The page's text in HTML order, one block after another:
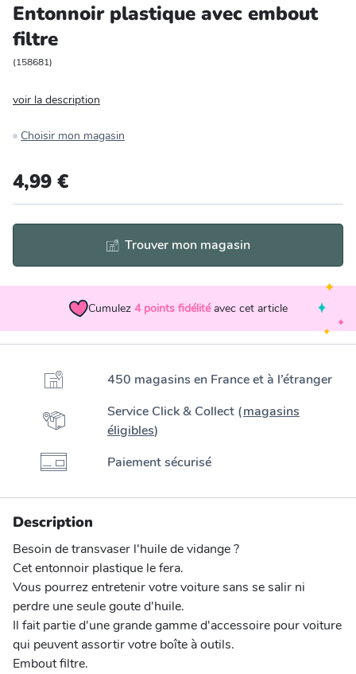
Animalerie
Entonnoir plastique avec embout
filtre
(158681)
voir la description
Choisir mon magasin
4,99 €
Trouver mon magasin
Cumulez 4 points fidélité avec cet article
450 magasins en France et à l’étranger
Service Click & Collect (magasins
éligibles)
Paiement sécurisé
Description
Besoin de transvaser l'huile de vidange ?
Cet entonnoir plastique le fera.
Vous pourrez entretenir votre voiture sans se salir ni
perdre une seule goute d'huile.
Il fait partie d'une grande gamme d'accessoire pour voiture
qui peuvent assortir votre boîte à outils.
Embout filtre.